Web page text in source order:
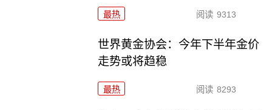
最热 阅读 9313
世界黄金协会：今年下半年金价
走势或将趋稳
最热 阅读 8293